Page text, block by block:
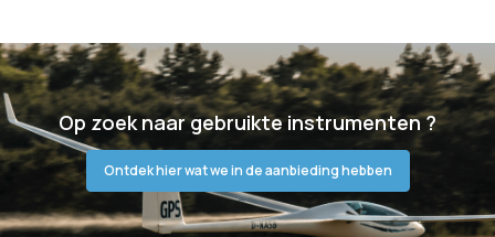
Op zoek naar gebruikte instrumenten ?
Ontdek hier wat we in de aanbieding hebben